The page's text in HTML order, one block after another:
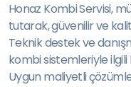
Honaz Kombi Servisi,
tutarak, güvenilir ve
Teknik destek ve
kombi sistemleriyle ilgili
Uygun maliyetli